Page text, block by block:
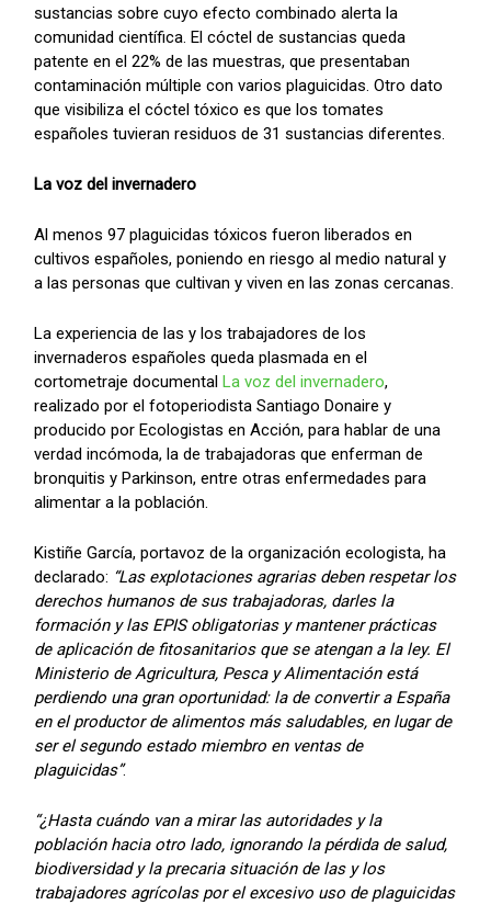
sustancias sobre cuyo efecto combinado alerta la
comunidad científica. El cóctel de sustancias queda
patente en el 22% de las muestras, que presentaban
contaminación múltiple con varios plaguicidas. Otro dato
que visibiliza el cóctel tóxico es que los tomates
españoles tuvieran residuos de 31 sustancias diferentes.
La voz del invernadero
Al menos 97 plaguicidas tóxicos fueron liberados en
cultivos españoles, poniendo en riesgo al medio natural y
a las personas que cultivan y viven en las zonas cercanas.
La experiencia de las y los trabajadores de los
invernaderos españoles queda plasmada en el
cortometraje documental La voz del invernadero,
realizado por el fotoperiodista Santiago Donaire y
producido por Ecologistas en Acción, para hablar de una
verdad incómoda, la de trabajadoras que enferman de
bronquitis y Parkinson, entre otras enfermedades para
alimentar a la población.
Kistiñe García, portavoz de la organización ecologista, ha
declarado: “Las explotaciones agrarias deben respetar los
derechos humanos de sus trabajadoras, darles la
formación y las EPIS obligatorias y mantener prácticas
de aplicación de fitosanitarios que se atengan a la ley. El
Ministerio de Agricultura, Pesca y Alimentación está
perdiendo una gran oportunidad: la de convertir a España
en el productor de alimentos más saludables, en lugar de
ser el segundo estado miembro en ventas de
plaguicidas”.
“¿Hasta cuándo van a mirar las autoridades y la
población hacia otro lado, ignorando la pérdida de salud,
biodiversidad y la precaria situación de las y los
trabajadores agrícolas por el excesivo uso de plaguicidas